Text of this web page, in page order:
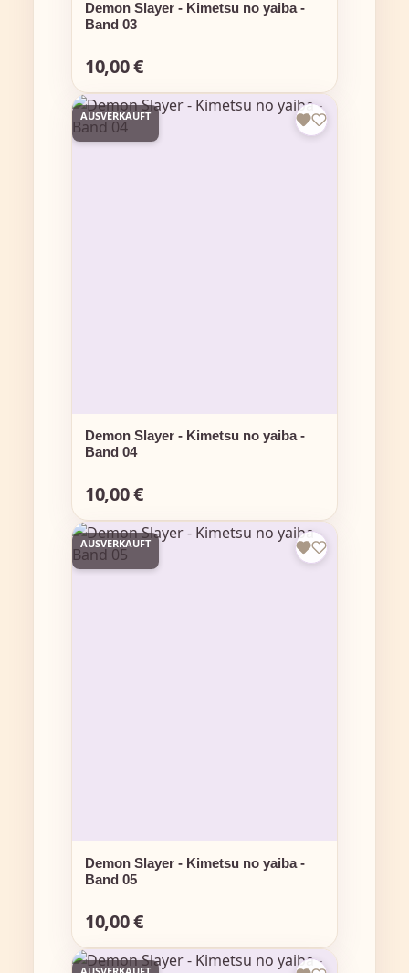
Demon Slayer - Kimetsu no yaiba -
Band 03
Regulärer Preis:
10,00 €
AUSVERKAUFT
Demon Slayer - Kimetsu no yaiba -
Band 04
Regulärer Preis:
10,00 €
AUSVERKAUFT
Demon Slayer - Kimetsu no yaiba -
Band 05
Regulärer Preis:
10,00 €